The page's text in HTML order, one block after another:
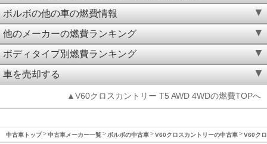
ボルボの他の車の燃費情報
他のメーカーの燃費ランキング
ボディタイプ別燃費ランキング
車を売却する
▲V60クロスカントリー T5 AWD 4WDの燃費TOPへ
中古車トップ 中古車メーカー一覧 ボルボの中古車 V60クロスカントリーの中古車 V60ク